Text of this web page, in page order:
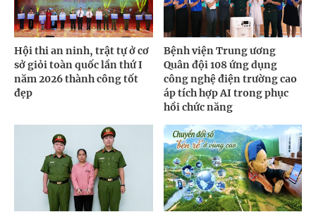
Hội thi an ninh, trật tự ở cơ
sở giỏi toàn quốc lần thứ I
năm 2026 thành công tốt
đẹp
Bệnh viện Trung ương
Quân đội 108 ứng dụng
công nghệ điện trường cao
áp tích hợp AI trong phục
hồi chức năng